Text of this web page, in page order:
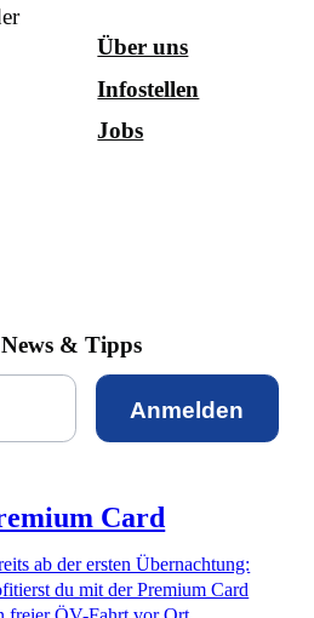
Über uns
Infostellen
Jobs
& Tipps
Anmelden
Card
ab der ersten Übernachtung:
du mit der Premium Card